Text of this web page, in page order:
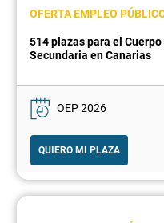
OFERTA EMPLEO
514 plazas para el
Secundaria en Canarias
OEP 2026
QUIERO MI PLAZA